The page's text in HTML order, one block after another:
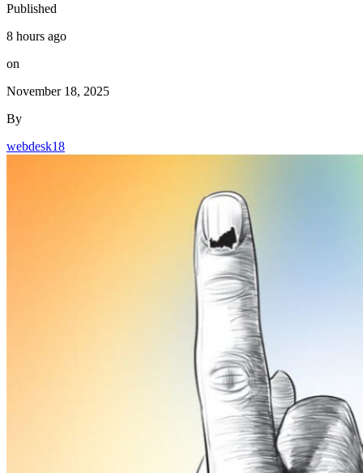
Published
8 hours ago
on
November 18, 2025
By
webdesk18